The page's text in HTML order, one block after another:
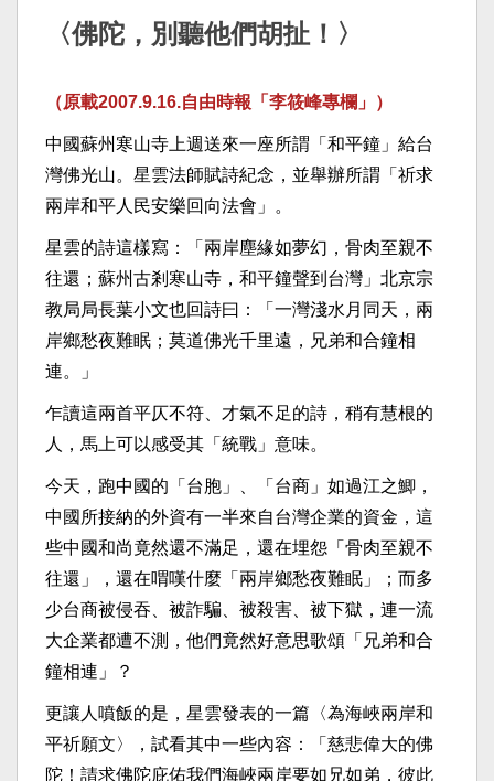
〈佛陀，別聽他們胡扯！〉
（原載2007.9.16.自由時報「李筱峰專欄」）
中國蘇州寒山寺上週送來一座所謂「和平鐘」給台
灣佛光山。星雲法師賦詩紀念，並舉辦所謂「祈求
兩岸和平人民安樂回向法會」。
星雲的詩這樣寫：「兩岸塵緣如夢幻，骨肉至親不
往還；蘇州古剎寒山寺，和平鐘聲到台灣」北京宗
教局局長葉小文也回詩曰：「一灣淺水月同天，兩
岸鄉愁夜難眠；莫道佛光千里遠，兄弟和合鐘相
連。」
乍讀這兩首平仄不符、才氣不足的詩，稍有慧根的
人，馬上可以感受其「統戰」意味。
今天，跑中國的「台胞」、「台商」如過江之鯽，
中國所接納的外資有一半來自台灣企業的資金，這
些中國和尚竟然還不滿足，還在埋怨「骨肉至親不
往還」，還在喟嘆什麼「兩岸鄉愁夜難眠」；而多
少台商被侵吞、被詐騙、被殺害、被下獄，連一流
大企業都遭不測，他們竟然好意思歌頌「兄弟和合
鐘相連」？
更讓人噴飯的是，星雲發表的一篇〈為海峽兩岸和
平祈願文〉，試看其中一些內容：「慈悲偉大的佛
陀！請求佛陀庇佑我們海峽兩岸要如兄如弟，彼此